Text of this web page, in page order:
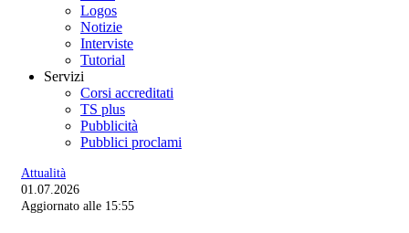
Logos
Notizie
Interviste
Tutorial
Servizi
Corsi accreditati
TS plus
Pubblicità
Pubblici proclami
Attualità
01.07.2026
Aggiornato alle 15:55